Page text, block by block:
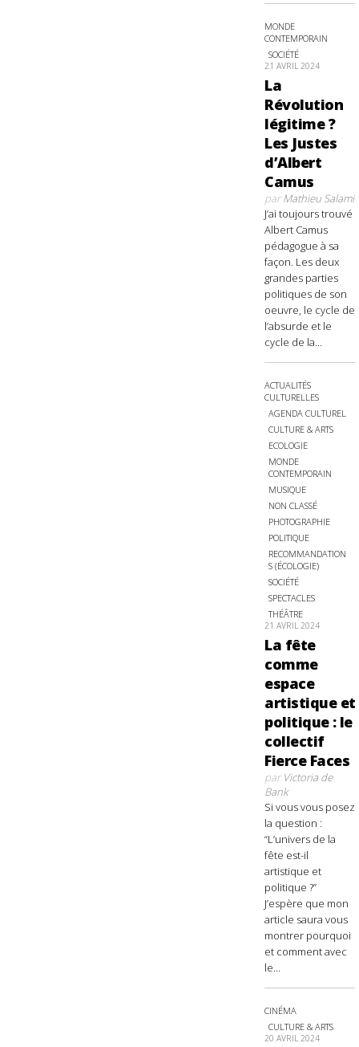
MONDE
CONTEMPORAIN
SOCIÉTÉ
21 AVRIL 2024
La
Révolution
légitime ?
Les Justes
d’Albert
Camus
parMathieu Salami
J’ai toujours trouvé
Albert Camus
pédagogue à sa
façon. Les deux
grandes parties
politiques de son
oeuvre, le cycle de
l’absurde et le
cycle de la...
ACTUALITÉS
CULTURELLES
AGENDA CULTUREL
CULTURE & ARTS
ECOLOGIE
MONDE
CONTEMPORAIN
MUSIQUE
NON CLASSÉ
PHOTOGRAPHIE
POLITIQUE
RECOMMANDATION
S (ÉCOLOGIE)
SOCIÉTÉ
SPECTACLES
THÉÂTRE
21 AVRIL 2024
La fête
comme
espace
artistique et
politique : le
collectif
Fierce Faces
parVictoria de
Bank
Si vous vous posez
la question :
“L’univers de la
fête est-il
artistique et
politique ?”
J’espère que mon
article saura vous
montrer pourquoi
et comment avec
le...
CINÉMA
CULTURE & ARTS
20 AVRIL 2024